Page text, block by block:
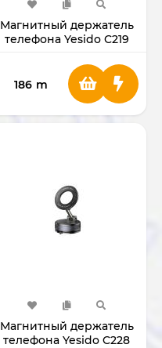
Магнитный держатель
телефона Yesido C219
186 m
Магнитный держатель
телефона Yesido C228